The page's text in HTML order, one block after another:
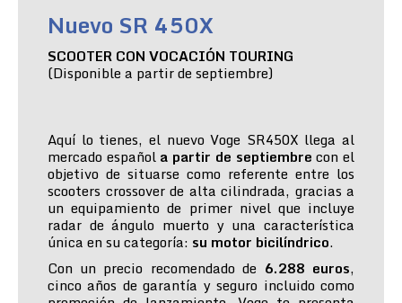
Nuevo SR 450X
SCOOTER CON VOCACIÓN TOURING
(Disponible a partir de septiembre)
Aquí lo tienes, el nuevo Voge SR450X llega al
mercado español a partir de septiembre con el
objetivo de situarse como referente entre los
scooters crossover de alta cilindrada, gracias a
un equipamiento de primer nivel que incluye
radar de ángulo muerto y una característica
única en su categoría: su motor bicilíndrico.
Con un precio recomendado de 6.288 euros,
cinco años de garantía y seguro incluido como